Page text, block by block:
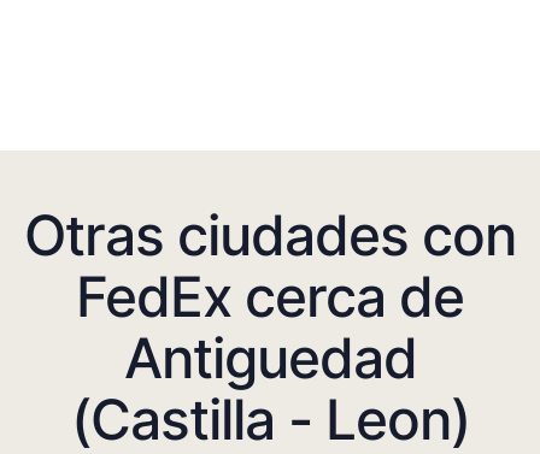
Otras ciudades con
FedEx cerca de
Antiguedad
(Castilla - Leon)